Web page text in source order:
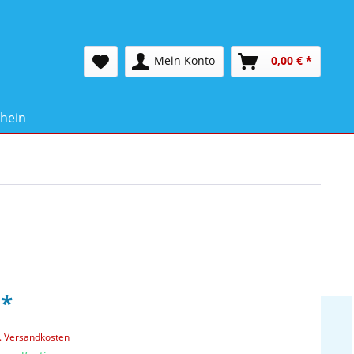
Mein Konto 0,00 € *
Versandkosten